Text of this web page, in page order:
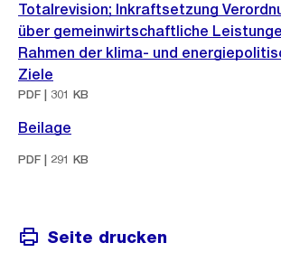
Totalrevision; Inkraftsetzung
über gemeinwirtschaftliche
Rahmen der klima- und
Ziele
PDF | 301 KB
Beilage
PDF | 291 KB
Seite drucken